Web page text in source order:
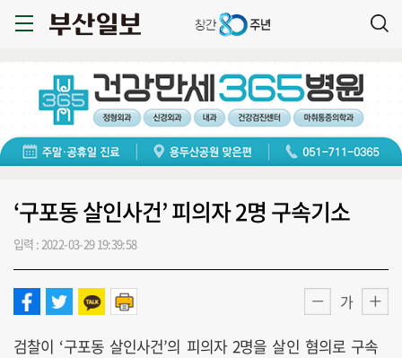
‘구포동 살인사건’ 피의자 2명 구속기소
입력 : 2022-03-29 19:39:58
가
검찰이 ‘구포동 살인사건’의 피의자 2명을 살인 혐의로 구속